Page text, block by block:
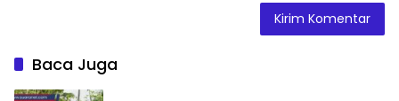
Baca Juga